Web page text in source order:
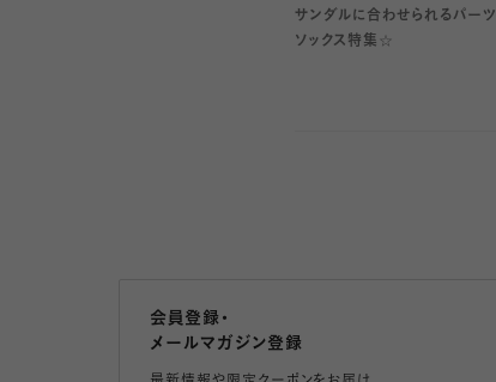
サンダルに合わせられるパーツ
ソックス特集☆
会員登録・
メールマガジン登録